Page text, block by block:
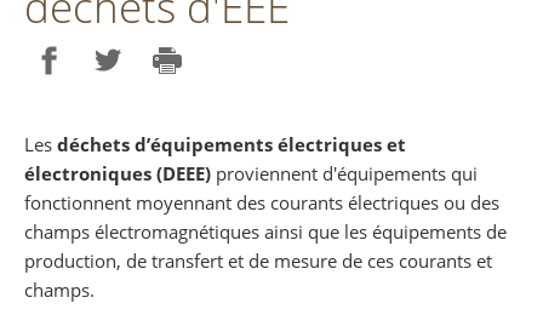
Les déchets d’équipements électriques et
électroniques (DEEE) proviennent d'équipements qui
fonctionnent moyennant des courants électriques ou des
champs électromagnétiques ainsi que les équipements de
production, de transfert et de mesure de ces courants et
champs.